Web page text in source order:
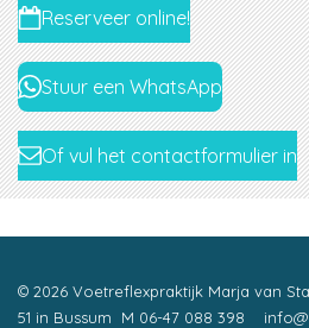
Reserveer online!
Stuur een WhatsApp
Of vul het contactformulier in
© 2026 Voetreflexpraktijk Marja van
51 in Bussum M 06-47 088 398